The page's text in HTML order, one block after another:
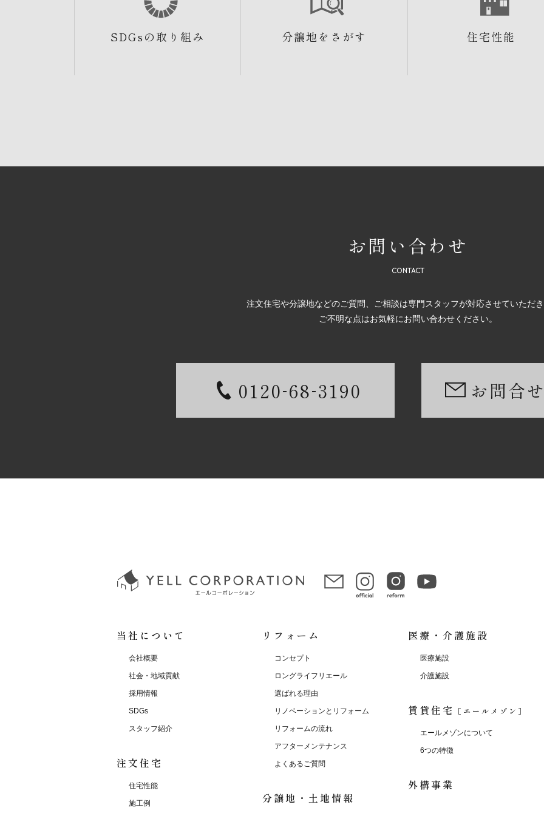
SDGsの取り組み 分譲地をさがす 住宅性能
お問い合わせ
注文住宅や分譲地などのご質問、ご相談は専門スタッフが対応させていただき
ご不明な点はお気軽にお問い合わせください。
0120-68-3190 お問合
当社について
会社概要
社会・地域貢献
採用情報
SDGs
スタッフ紹介
注文住宅
住宅性能
施工例
リフォーム
コンセプト
ロングライフリエール
選ばれる理由
リノベーションとリフォーム
リフォームの流れ
アフターメンテナンス
よくあるご質問
分譲地・土地情報
医療・介護施設
医療施設
介護施設
賃貸住宅 ［エールメゾン］
エールメゾンについて
6つの特徴
外構事業